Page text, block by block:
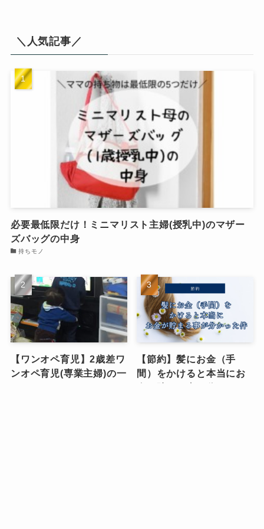
＼人気記事／
必要最低限だけ！ミニマリスト主婦(授乳中)のマザー
ズバッグの中身
持ちモノ
【ワンオペ育児】2歳差ワ
ンオペ育児(専業主婦)の一
【節約】髪にお金（手
間）をかけると本当にお